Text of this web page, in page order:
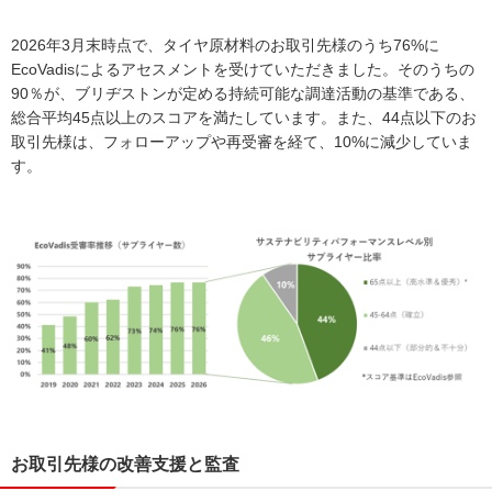
2026年3月末時点で、タイヤ原材料のお取引先様のうち76%に
EcoVadisによるアセスメントを受けていただきました。そのうちの
90％が、ブリヂストンが定める持続可能な調達活動の基準である、
総合平均45点以上のスコアを満たしています。また、44点以下のお
取引先様は、フォローアップや再受審を経て、10%に減少していま
す。
お取引先様の改善支援と監査